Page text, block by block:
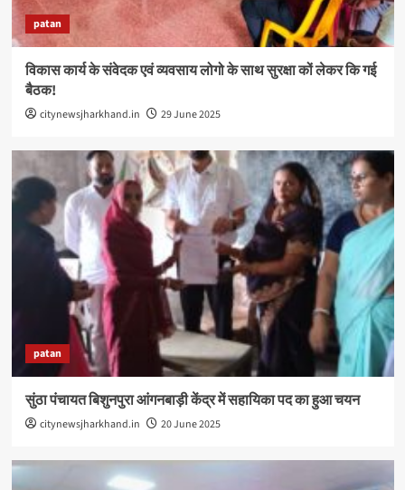
patan
विकास कार्य के संवेदक एवं व्यवसाय लोगो के साथ सुरक्षा कों लेकर कि गई
बैठक!
citynewsjharkhand.in 29 June 2025
patan
सुंठा पंचायत बिशुनपुरा आंगनबाड़ी केंद्र में सहायिका पद का हुआ चयन
citynewsjharkhand.in 20 June 2025